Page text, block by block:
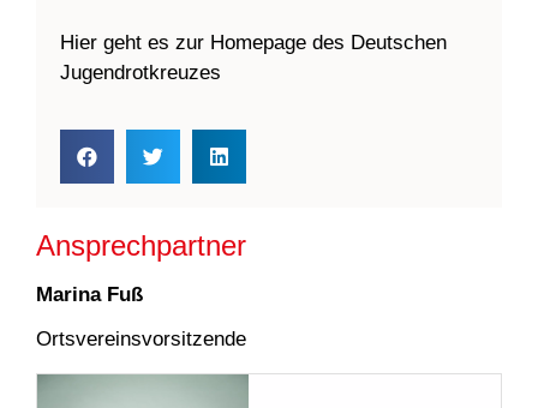
Hier geht es zur Homepage des Deutschen
Jugendrotkreuzes
Ansprechpartner
Marina Fuß
Ortsvereinsvorsitzende